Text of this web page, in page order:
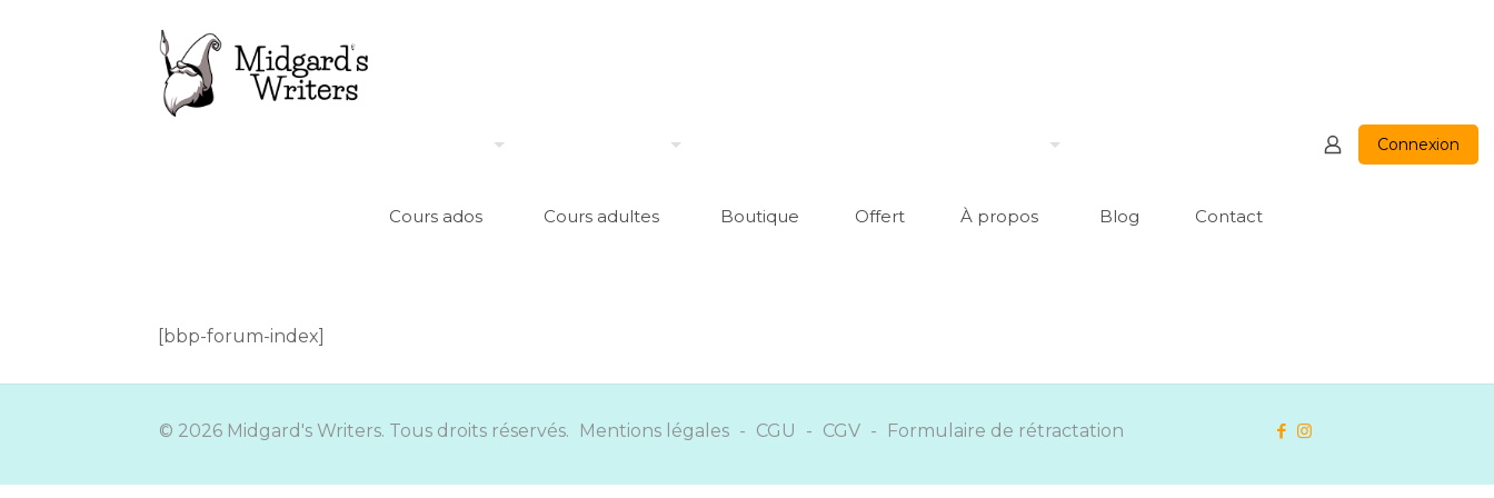
Cours ados Cours adultes Boutique Offert À propos Blog Contact
Connexion
[bbp-forum-index]
© 2026 Midgard's Writers. Tous droits réservés. Mentions légales - CGU - CGV - Formulaire de rétractation